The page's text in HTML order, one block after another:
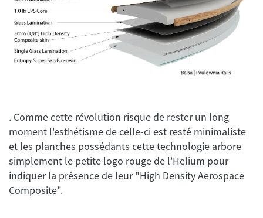
. Comme cette révolution risque de rester un long
moment l'esthétisme de celle-ci est resté minimaliste
et les planches possédants cette technologie arbore
simplement le petite logo rouge de l'Helium pour
indiquer la présence de leur "High Density Aerospace